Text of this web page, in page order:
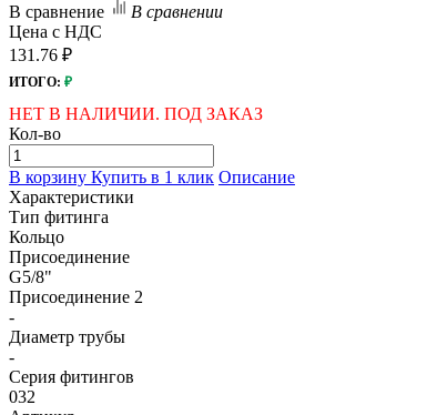
В сравнение
В сравнении
Цена с НДС
131.76 ₽
ИТОГО: ₽
НЕТ В НАЛИЧИИ. ПОД ЗАКАЗ
Кол-во
В корзину Купить в 1 клик Описание
Характеристики
Тип фитинга
Кольцо
Присоединение
G5/8"
Присоединение 2
-
Диаметр трубы
-
Серия фитингов
032